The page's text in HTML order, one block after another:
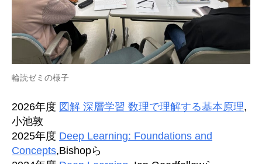
輪読ゼミの様子
2026年度 図解 深層学習 数理で理解する基本原理,
小池敦
2025年度 Deep Learning: Foundations and
Concepts,Bishopら